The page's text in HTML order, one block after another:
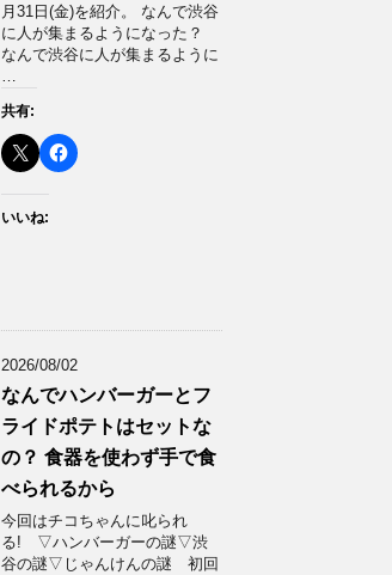
月31日(金)を紹介。 なんで渋谷
に人が集まるようになった？
なんで渋谷に人が集まるように
…
共有:
いいね:
2026/08/02
なんでハンバーガーとフ
ライドポテトはセットな
の？ 食器を使わず手で食
べられるから
今回はチコちゃんに叱られ
る! ▽ハンバーガーの謎▽渋
谷の謎▽じゃんけんの謎 初回